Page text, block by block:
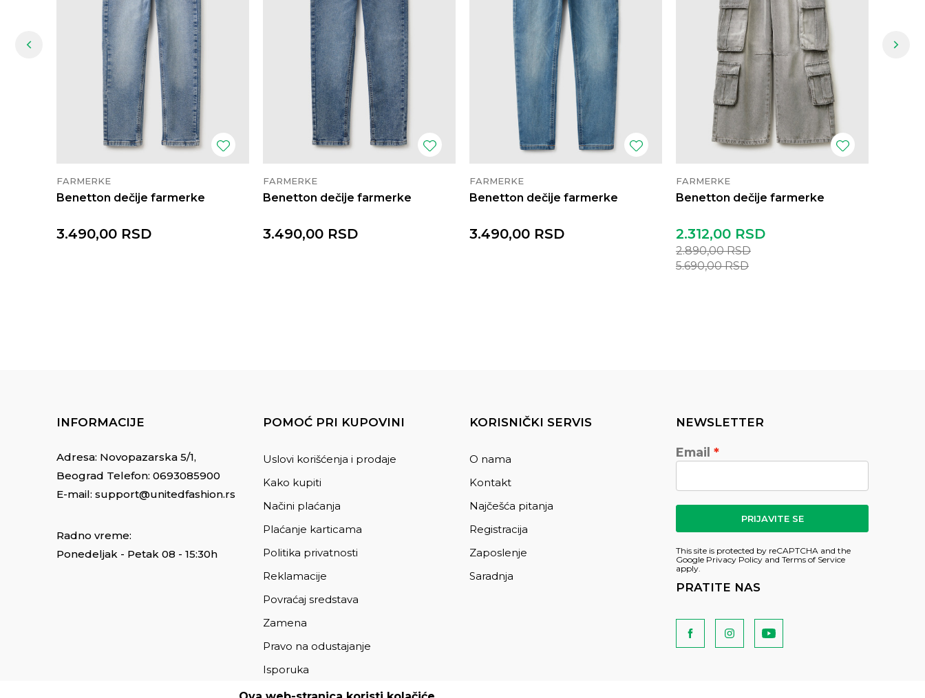
FARMERKE
Benetton dečije farmerke
3.490,00 RSD
FARMERKE
Benetton dečije farmerke
3.490,00 RSD
FARMERKE
Benetton dečije farmerke
3.490,00 RSD
FARMERKE
Benetton dečije farmerke
2.312,00 RSD
2.890,00RSD
5.690,00RSD
INFORMACIJE
Adresa: Novopazarska 5/1,
Beograd Telefon: 0693085900
E-mail: support@unitedfashion.rs
Radno vreme:
Ponedeljak - Petak 08 - 15:30h
POMOĆ PRI KUPOVINI
Uslovi korišćenja i prodaje
Kako kupiti
Načini plaćanja
Plaćanje karticama
Politika privatnosti
Reklamacije
Povraćaj sredstava
Zamena
Pravo na odustajanje
Isporuka
KORISNIČKI SERVIS
O nama
Kontakt
Najčešća pitanja
Registracija
Zaposlenje
Saradnja
NEWSLETTER
Email
PRIJAVITE SE
This site is protected by reCAPTCHA and the
Google Privacy Policy and Terms of Service
apply.
PRATITE NAS